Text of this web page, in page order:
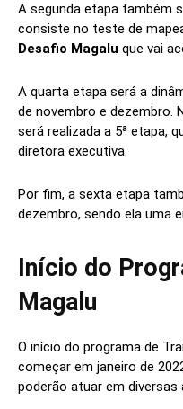
A segunda etapa também
consiste no teste de
Desafio Magalu que vai
A quarta etapa será a
de novembro e dezembro.
será realizada a 5ª etapa,
diretora executiva.
Por fim, a sexta etapa
dezembro, sendo ela uma
Início do
Magalu
O início do programa de
começar em janeiro de
poderão atuar em